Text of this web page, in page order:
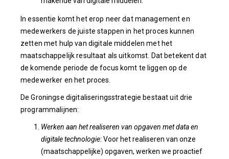
In essentie komt het erop neer dat management en
medewerkers de juiste stappen in het proces kunnen
zetten met hulp van digitale middelen met het
maatschappelijk resultaat als uitkomst. Dat betekent dat
de komende periode de focus komt te liggen op de
medewerker en het proces.
De Groningse digitaliseringsstrategie bestaat uit drie
programmalijnen:
Werken aan het realiseren van opgaven met data en
digitale technologie:Voor het realiseren van onze
(maatschappelijke) opgaven, werken we proactief